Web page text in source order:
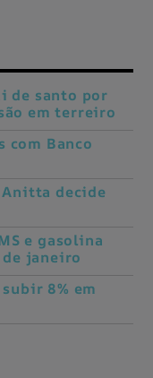
de santo por
em terreiro
com Banco
decide
e gasolina
janeiro
8% em